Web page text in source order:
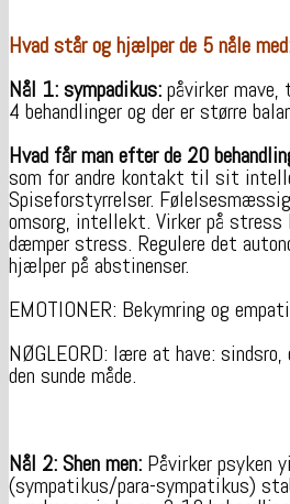
Hvad står og hjælper de 5 nåle
Nål 1: sympadikus:påvirker
4 behandlinger og der er større
Hvad får man efter de 20
som for andre kontakt til sit
Spiseforstyrrelser.
omsorg, intellekt. Virker på
dæmper stress. Regulere det
hjælper på abstinenser.
EMOTIONER: Bekymring og
NØGLEORD: lære at have: sindsro,
den sunde måde.
Nål 2: Shen men: Påvirker psyken
(sympatikus/para-sympatikus)